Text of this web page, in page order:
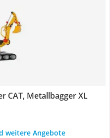
CAT, Metallbagger XL
weitere Angebote